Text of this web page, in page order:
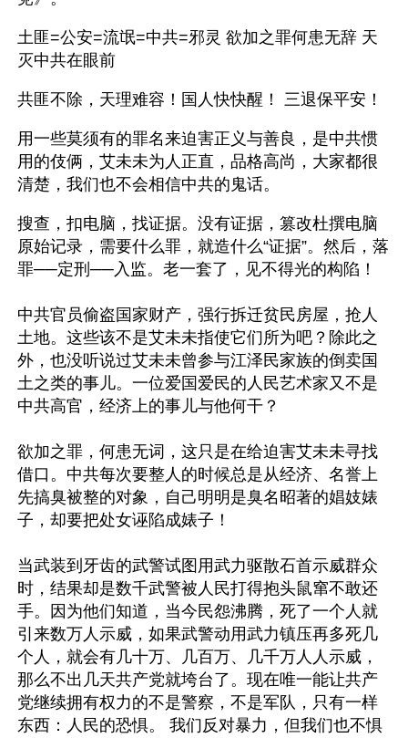
土匪=公安=流氓=中共=邪灵 欲加之罪何患无辞 天
灭中共在眼前
共匪不除，天理难容！国人快快醒！ 三退保平安！
用一些莫须有的罪名来迫害正义与善良，是中共惯
用的伎俩，艾未未为人正直，品格高尚，大家都很
清楚，我们也不会相信中共的鬼话。
搜查，扣电脑，找证据。没有证据，篡改杜撰电脑
原始记录，需要什么罪，就造什么“证据”。然后，落
罪──定刑──入监。老一套了，见不得光的构陷！
中共官员偷盗国家财产，强行拆迁贫民房屋，抢人
土地。这些该不是艾未未指使它们所为吧？除此之
外，也没听说过艾未未曾参与江泽民家族的倒卖国
土之类的事儿。一位爱国爱民的人民艺术家又不是
中共高官，经济上的事儿与他何干？
欲加之罪，何患无词，这只是在给迫害艾未未寻找
借口。中共每次要整人的时候总是从经济、名誉上
先搞臭被整的对象，自己明明是臭名昭著的娼妓婊
子，却要把处女诬陷成婊子！
当武装到牙齿的武警试图用武力驱散石首示威群众
时，结果却是数千武警被人民打得抱头鼠窜不敢还
手。因为他们知道，当今民怨沸腾，死了一个人就
引来数万人示威，如果武警动用武力镇压再多死几
个人，就会有几十万、几百万、几千万人人示威，
那么不出几天共产党就垮台了。现在唯一能让共产
党继续拥有权力的不是警察，不是军队，只有一样
东西：人民的恐惧。 我们反对暴力，但我们也不惧